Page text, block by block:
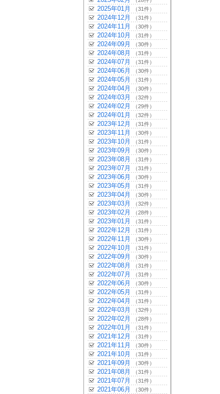
2025年01月 （31件）
2024年12月 （31件）
2024年11月 （30件）
2024年10月 （31件）
2024年09月 （30件）
2024年08月 （31件）
2024年07月 （31件）
2024年06月 （30件）
2024年05月 （31件）
2024年04月 （30件）
2024年03月 （32件）
2024年02月 （29件）
2024年01月 （32件）
2023年12月 （31件）
2023年11月 （30件）
2023年10月 （31件）
2023年09月 （30件）
2023年08月 （31件）
2023年07月 （31件）
2023年06月 （30件）
2023年05月 （31件）
2023年04月 （30件）
2023年03月 （32件）
2023年02月 （28件）
2023年01月 （31件）
2022年12月 （31件）
2022年11月 （30件）
2022年10月 （31件）
2022年09月 （30件）
2022年08月 （31件）
2022年07月 （31件）
2022年06月 （30件）
2022年05月 （31件）
2022年04月 （31件）
2022年03月 （32件）
2022年02月 （28件）
2022年01月 （31件）
2021年12月 （31件）
2021年11月 （30件）
2021年10月 （31件）
2021年09月 （30件）
2021年08月 （31件）
2021年07月 （31件）
2021年06月 （30件）